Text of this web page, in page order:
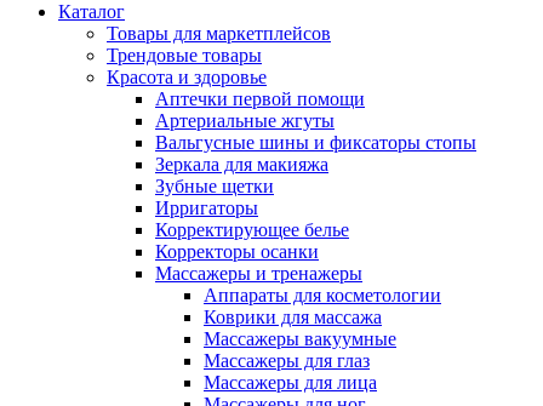
Каталог
Товары для маркетплейсов
Трендовые товары
Красота и здоровье
Аптечки первой помощи
Артериальные жгуты
Вальгусные шины и фиксаторы стопы
Зеркала для макияжа
Зубные щетки
Ирригаторы
Корректирующее белье
Корректоры осанки
Массажеры и тренажеры
Аппараты для косметологии
Коврики для массажа
Массажеры вакуумные
Массажеры для глаз
Массажеры для лица